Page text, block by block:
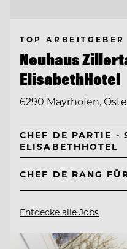
TOP ARBEITGEBER
Neuhaus
ElisabethHotel
6290 Mayrhofen,
CHEF DE PARTIE - SAUCIER IM
ELISABETHHOTEL
CHEF DE RANG
Entdecke alle Jobs